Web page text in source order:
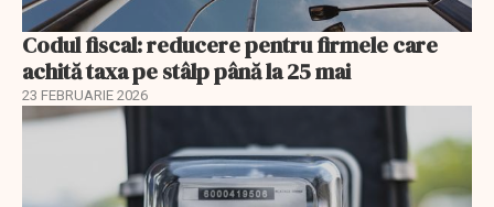
Codul fiscal: reducere pentru firmele care
achită taxa pe stâlp până la 25 mai
23 FEBRUARIE 2026